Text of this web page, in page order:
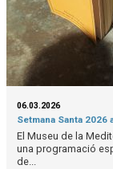
06.03.2026
Setmana Santa 2026
El Museu de la
una programació
de...